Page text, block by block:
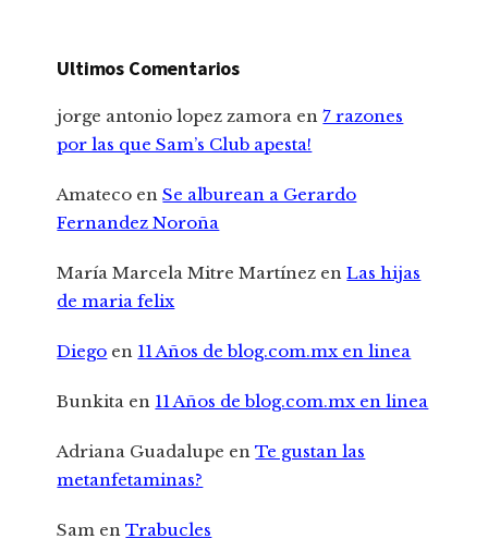
Ultimos Comentarios
jorge antonio lopez zamora en7 razones
por las que Sam’s Club apesta!
Amateco enSe alburean a Gerardo
Fernandez Noroña
María Marcela Mitre Martínez enLas hijas
de maria felix
Diego en 11 Años de blog.com.mx en linea
Bunkita en 11 Años de blog.com.mx en linea
Adriana Guadalupe enTe gustan las
metanfetaminas?
Sam enTrabucles